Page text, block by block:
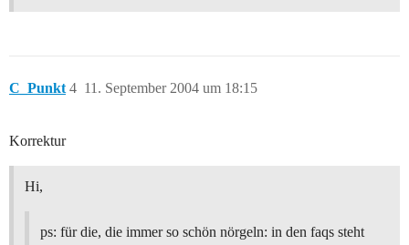
C_Punkt 11. September 2004 um 18:15
4
Korrektur
Hi,
ps: für die, die immer so schön nörgeln: in den faqs steht